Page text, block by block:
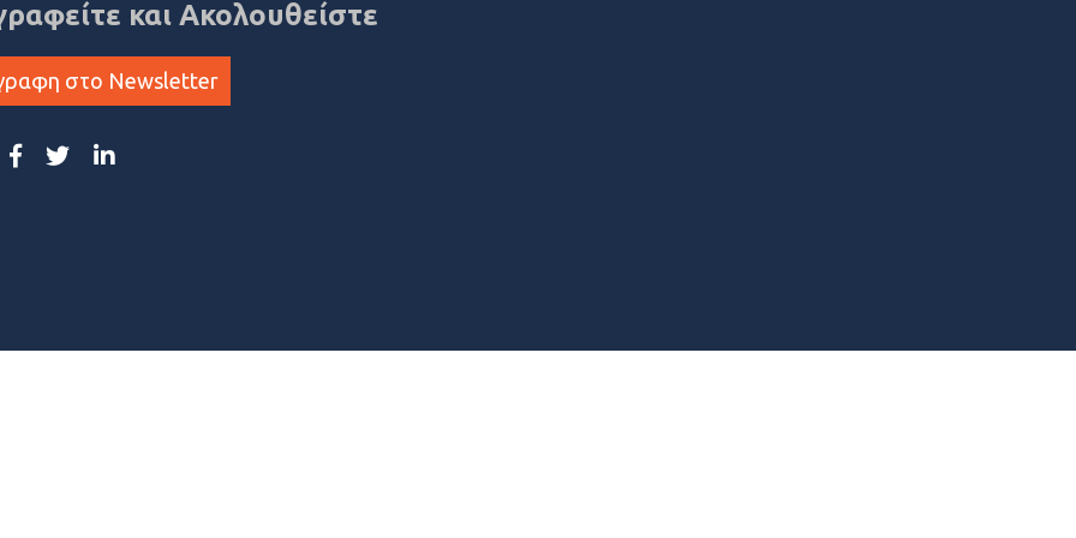
και Ακολουθείστε
στο Newsletter